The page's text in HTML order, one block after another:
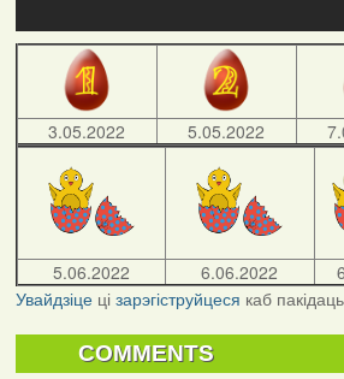
3.05.2022 5.05.2022
5.06.2022 6.06.2022
Увайдзіцеці зарэгіструйцеся каб
COMMENTS